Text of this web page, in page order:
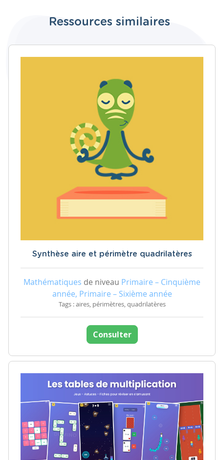
Ressources similaires
Synthèse aire et périmètre quadrilatères
Mathématiques de niveau Primaire – Cinquième
année, Primaire – Sixième année
Tags : aires, périmètres, quadrilatères
Consulter